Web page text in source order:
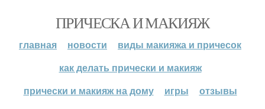
ПРИЧЕСКА И МАКИЯЖ
главная новости
виды макияжа и причесок
как делать прически и макияж
прически и макияж на дому
игры отзывы